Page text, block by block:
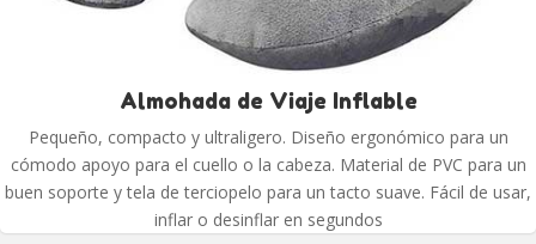
Almohada de Viaje Inflable
Pequeño, compacto y ultraligero. Diseño ergonómico para un
cómodo apoyo para el cuello o la cabeza. Material de PVC para un
buen soporte y tela de terciopelo para un tacto suave. Fácil de usar,
inflar o desinflar en segundos